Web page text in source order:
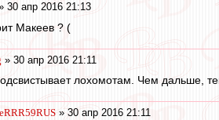
30 апр 2016 21:13
Макеев ? (
» 30 апр 2016 21:11
лохомотам. Чем дальше,
» 30 апр 2016 21:11